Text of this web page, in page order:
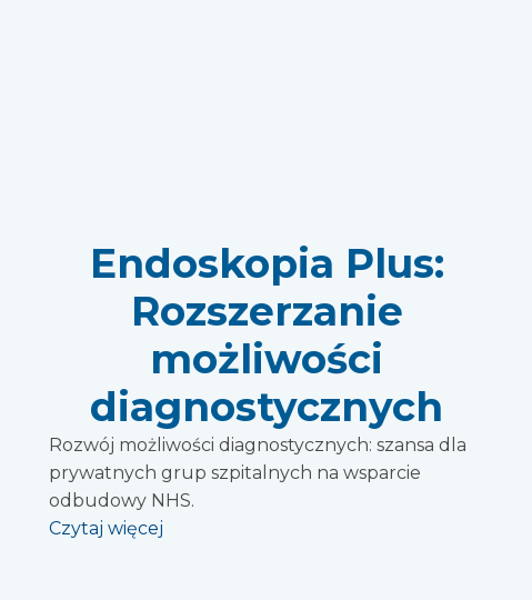
Endoskopia Plus:
Rozszerzanie
możliwości
diagnostycznych
Rozwój możliwości diagnostycznych: szansa dla
prywatnych grup szpitalnych na wsparcie
odbudowy NHS.
Czytaj więcej